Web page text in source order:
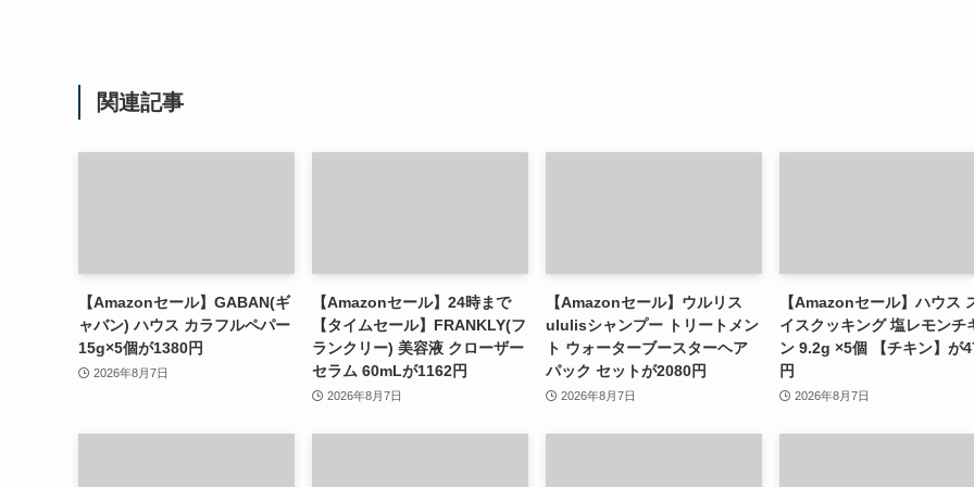
関連記事
【Amazonセール】GABAN(ギ
ャバン) ハウス カラフルペパー
15g×5個が1380円
2026年8月7日
【Amazonセール】24時まで
【タイムセール】FRANKLY(フ
ランクリー) 美容液 クローザー
セラム 60mLが1162円
2026年8月7日
【Amazonセール】ウルリス
ululisシャンプー トリートメン
ト ウォーターブースターヘア
パック セットが2080円
2026年8月7日
【Amazonセール】ハウス
イスクッキング 塩レモンチ
ン 9.2g ×5個 【チキン】が
円
2026年8月7日